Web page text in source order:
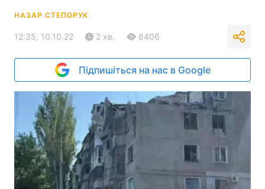
НАЗАР СТЕПОРУК
12:35, 10.10.22 2 хв. 8406
Підпишіться на нас в Google